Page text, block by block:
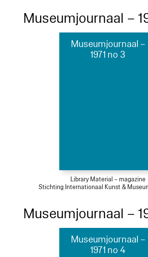
Museumjournaal –
Museumjournaal –
1971 no 3
Library Material – magazine
Stichting Internationaal Kunst &
Museumjournaal –
Museumjournaal –
1971 no 4